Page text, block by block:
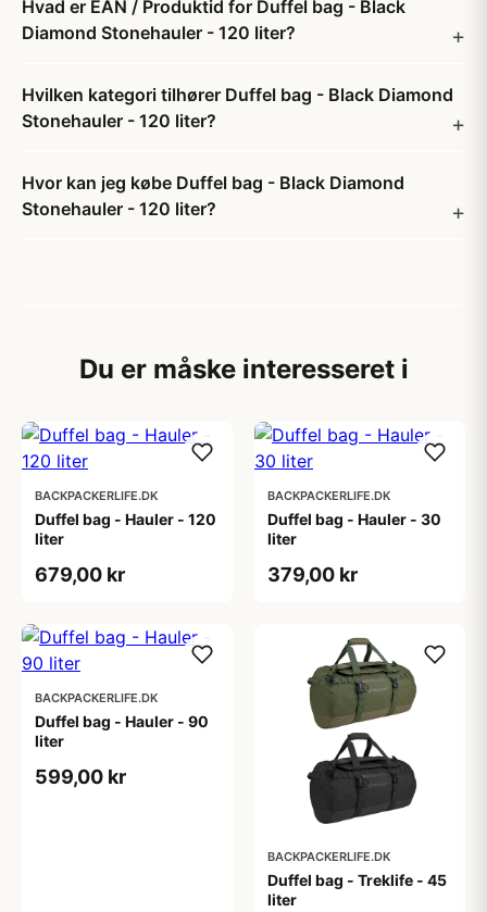
Hvad er EAN / Produktid for Duffel bag - Black
Diamond Stonehauler - 120 liter?
Hvilken kategori tilhører Duffel bag - Black Diamond
Stonehauler - 120 liter?
Hvor kan jeg købe Duffel bag - Black Diamond
Stonehauler - 120 liter?
Du er måske interesseret i
BACKPACKERLIFE.DK
Duffel bag - Hauler - 120
liter
679,00 kr
BACKPACKERLIFE.DK
Duffel bag - Hauler - 30
liter
379,00 kr
BACKPACKERLIFE.DK
Duffel bag - Hauler - 90
liter
599,00 kr
BACKPACKERLIFE.DK
Duffel bag - Treklife - 45
liter